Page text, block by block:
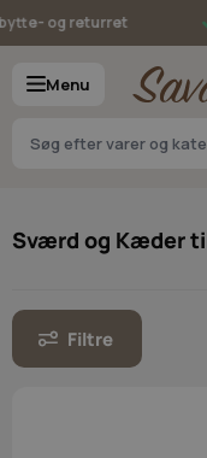
Skip to Content
og returret
Menu
Sværd og Kæder
Filtre